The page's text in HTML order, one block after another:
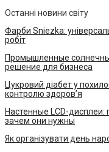
Останні новини світу
Фарби Sniezka:
робіт
Промышленные
решение для бизнеса
Цукровий діабет у
контролю здоров’я
Настенные LCD-дисплеи:
зачем они нужны
Як організувати день